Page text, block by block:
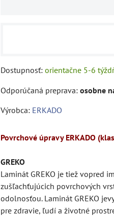
Dostupnosť: orientačne 5-6
osobne
Výrobca: ERKADO
Povrchové úpravy ERKADO
GREKO
Laminát GREKO je tiež vopred
zušľachťujúcich povrchových
odolnosťou. Laminát GREKO
pre zdravie, ľudí a životné